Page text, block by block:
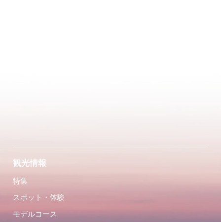
観光情報
特集
スポット・体験
モデルコース